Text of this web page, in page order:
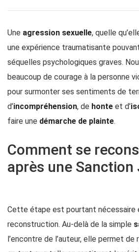
Une agression sexuelle, quelle
une expérience traumatisante
séquelles psychologiques graves.
beaucoup de courage à la personne
pour surmonter ses sentiments de
d’incompréhension, de honte et d’
faire une démarche de plainte.
Comment se
après une Sanction
Cette étape est pourtant nécessaire
reconstruction. Au-delà de la simple
l’encontre de l’auteur, elle permet